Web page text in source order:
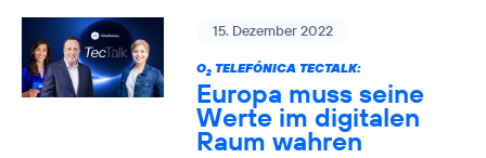
15. Dezember 2022
O2TELEFÓNICA TECTALK:
Europa muss seine
Werte im digitalen
Raum wahren